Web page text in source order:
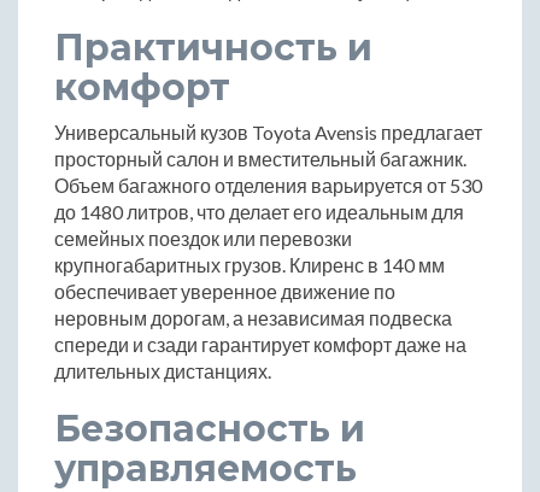
Практичность и
комфорт
Универсальный кузов Toyota Avensis предлагает
просторный салон и вместительный багажник.
Объем багажного отделения варьируется от 530
до 1480 литров, что делает его идеальным для
семейных поездок или перевозки
крупногабаритных грузов. Клиренс в 140 мм
обеспечивает уверенное движение по
неровным дорогам, а независимая подвеска
спереди и сзади гарантирует комфорт даже на
длительных дистанциях.
Безопасность и
управляемость